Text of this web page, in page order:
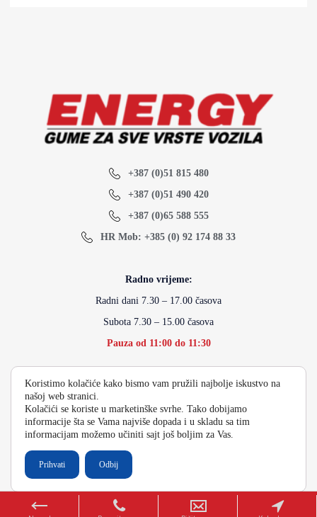
+387 (0)51 815 480
+387 (0)51 490 420
+387 (0)65 588 555
HR Mob: +385 (0) 92 174 88 33
Radno vrijeme:
Radni dani 7.30 – 17.00 časova
Subota 7.30 – 15.00 časova
Pauza od 11:00 do 11:30
info@energydoo.com
2026 Copyright Energy Auto Gume
Koristimo kolačiće kako bismo vam pružili najbolje iskustvo na
našoj web stranici.
Kolačići se koriste u marketinške svrhe. Tako dobijamo
informacije šta se Vama najviše dopada i u skladu sa tim
informacijam možemo učiniti sajt još boljim za Vas.
Prihvati Odbij